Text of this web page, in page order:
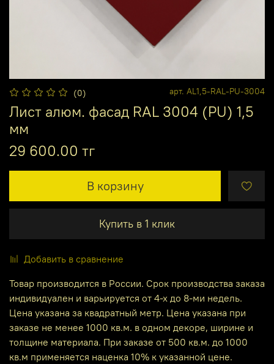
(0) арт. AL1,5-RAL-PU-3004
Лист алюм. фасад RAL 3004 (PU) 1,5
мм
29 600.00 тг
В корзину
Купить в 1 клик
Добавить в сравнение
Товар производится в России. Срок производства заказа
индивидуален и варьируется от 4-х до 8-ми недель.
Цена указана за квадратный метр. Цена указана при
заказе не менее 1000 кв.м. в одном декоре, ширине и
толщине материала. При заказе от 500 кв.м. до 1000
кв.м применяется наценка 10% к указанной цене.